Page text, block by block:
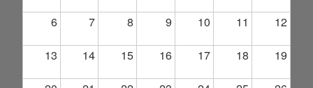
6 7 8 9 10 11 12
13 14 15 16 17 18 19